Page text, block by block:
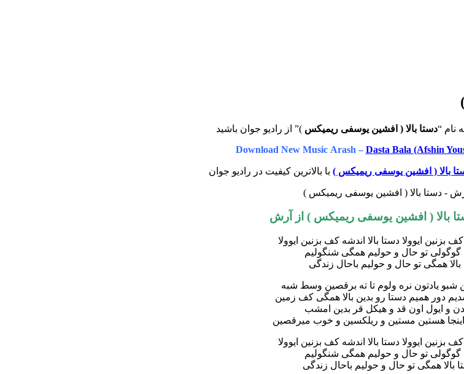
نام “دستا بالا ( افشین یوسفی ریمیکس )” از رادیو جوان باشید
Download New Music Arash – Dasta Bala (Afshin
بالا ( افشین یوسفی ریمیکس ) با بالاترین کیفیت در رادیو جوان
بالا ( افشین یوسفی ریمیکس ) از آرش
ایوولا دستا بالا اندشه کف بزنین ایوولا
گوگولی تو حال و حولیم همگی شنگولیم
بالا همگی تو حال و حولیم باحال زندگی
شبو یادتون نره ولوم تا ته برقصین وسط شبه
دور همیم دستا رو بدین بالا همگی کف زمین
و ایول اون قد و هیکل قر بدین امشب
هستین مستین و ریلکسین و خوب میرقصین
ایوولا دستا بالا اندشه کف بزنین ایوولا
گوگولی تو حال و حولیم همگی شنگولیم
بالا همگی تو حال و حولیم باحال زندگی